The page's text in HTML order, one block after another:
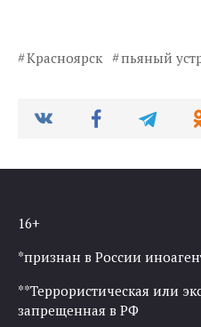
Красноярск пьяный
16+
*признан в России
**Террористическая или
запрещенная в РФ